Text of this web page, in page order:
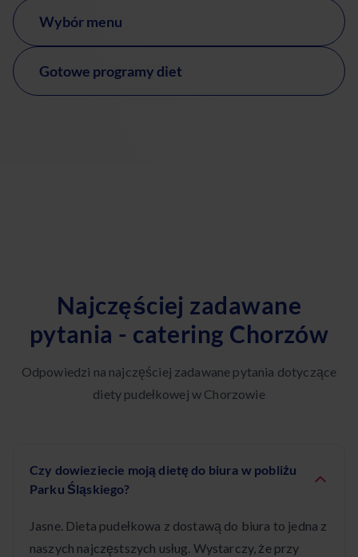
Wybór menu
Gotowe programy diet
Najczęściej zadawane
pytania - catering Chorzów
Odpowiedzi na najczęściej zadawane pytania dotyczące
diety pudełkowej w Chorzowie
Czy dowieziecie moją dietę do biura w pobliżu
Parku Śląskiego?
Jasne. Dieta pudełkowa z dostawą do biura to jedna z
naszych najczęstszych usług. Wystarczy, że przy